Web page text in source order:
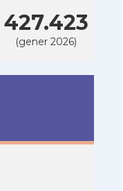
427.423
(gener 2026)